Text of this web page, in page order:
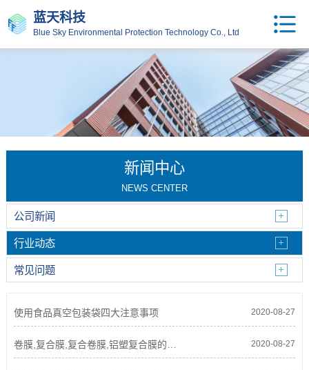
蓝天科技
Blue Sky Environmental Protection Technology Co., Ltd
新闻中心
NEWS CENTER
公司新闻
行业动态
常见问题
使用食品真空包装袋四大注意事项 2020-08-27
卷膜,复合膜,复合卷膜,铝塑复合膜的采购要点 2020-08-27